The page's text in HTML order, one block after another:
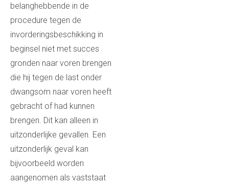
belanghebbende in de
procedure tegen de
invorderingsbeschikking in
beginsel niet met succes
gronden naar voren brengen
die hij tegen de last onder
dwangsom naar voren heeft
gebracht of had kunnen
brengen. Dit kan alleen in
uitzonderlijke gevallen. Een
uitzonderlijk geval kan
bijvoorbeeld worden
aangenomen als vaststaat